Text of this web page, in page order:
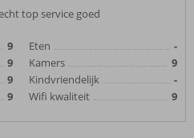
top service goed
9
9
9
9
Eten
-
Kamers
9
Kindvriendelijk
-
Wifi kwaliteit
9